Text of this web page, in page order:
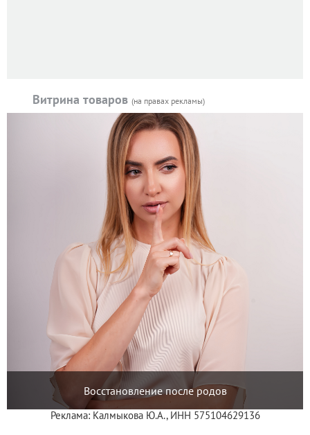
Витрина товаров (на правах рекламы)
Восстановление после родов
Реклама: Калмыкова Ю.А., ИНН 575104629136